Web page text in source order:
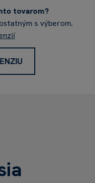
tovarom?
s výberom.